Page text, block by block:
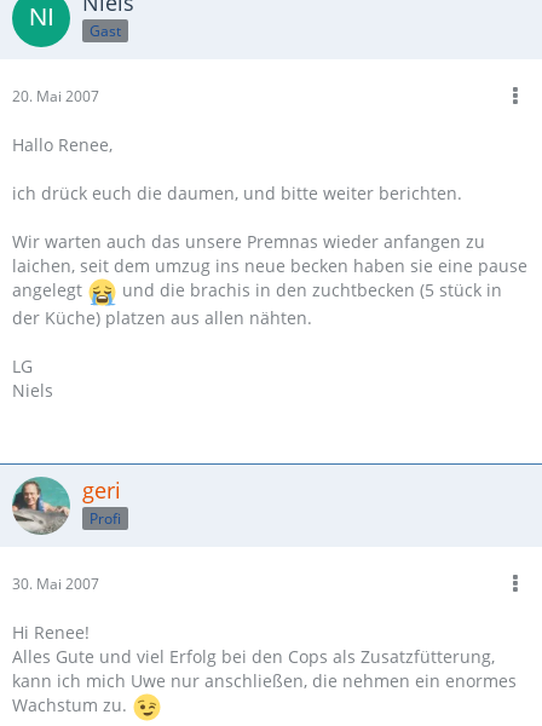
Gast
20. Mai 2007
Hallo Renee,
ich drück euch die daumen, und bitte weiter berichten.
Wir warten auch das unsere Premnas wieder anfangen zu
laichen, seit dem umzug ins neue becken haben sie eine pause
angelegt
und die brachis in den zuchtbecken (5 stück in
der Küche) platzen aus allen nähten.
LG
Niels
geri
Profi
30. Mai 2007
Hi Renee!
Alles Gute und viel Erfolg bei den Cops als Zusatzfütterung,
kann ich mich Uwe nur anschließen, die nehmen ein enormes
Wachstum zu.